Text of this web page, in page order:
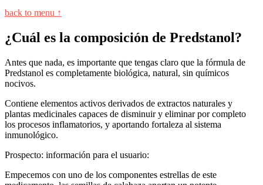
back to menu ↑
¿Cuál es la composición de Predstanol?
Antes que nada, es importante que tengas claro que la fórmula de
Predstanol es completamente biológica, natural, sin químicos
nocivos.
Contiene elementos activos derivados de extractos naturales y
plantas medicinales capaces de disminuir y eliminar por completo
los procesos inflamatorios, y aportando fortaleza al sistema
inmunológico.
Prospecto: información para el usuario:
Empecemos con uno de los componentes estrellas de este